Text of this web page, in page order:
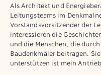
Als Architekt und
Leitungsteams im
Vorstandsvorsitzender der
interessieren die
und die Menschen, die
Baudenkmäler beitragen.
unterstützen ist mein Antrieb.